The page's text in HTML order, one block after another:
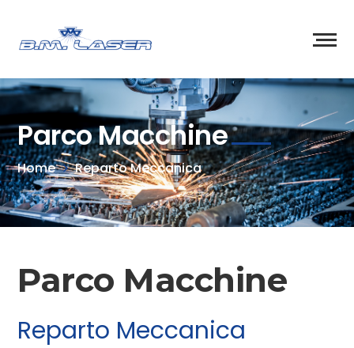
Parco Macchine
Home Reparto Meccanica
Parco Macchine
Reparto Meccanica